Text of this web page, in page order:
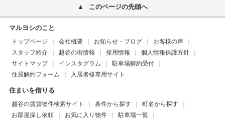
このページの先頭へ
マルヨシのこと
トップページ 会社概要 お知らせ・ブログ
お客様の声
スタッフ紹介
越谷の街情報 採用情報
個人情報保護方針
サイトマップ
インスタグラム
駐車場解約受付
住居解約フォーム
入居者様専用サイト
住まいを借りる
越谷の賃貸物件検索サイト 条件から探す
町名から探す
お部屋探し依頼
お気に入り物件
駐車場一覧